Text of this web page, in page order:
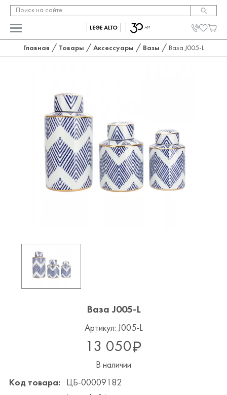
Главная / Товары / Аксессуары / Вазы / Ваза J005-L
Ваза J005-L
Артикул: J005-L
13 050
В наличии
Код товара:
ЦБ-00009182